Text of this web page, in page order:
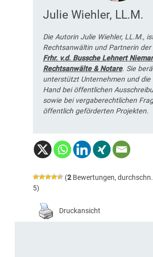
Julie Wiehler, LL.M.
Die Autorin Julie Wiehler, LL.M.,
Rechtsanwältin und Partnerin der
Frhr. v.d. Bussche Lehnert
Rechtsanwälte & Notare. Sie
unterstützt Unternehmen und
Hand bei öffentlichen
sowie bei vergaberechtlichen
öffentlich geförderten Projekten.
(2Bewertungen,
5)
Druckansicht